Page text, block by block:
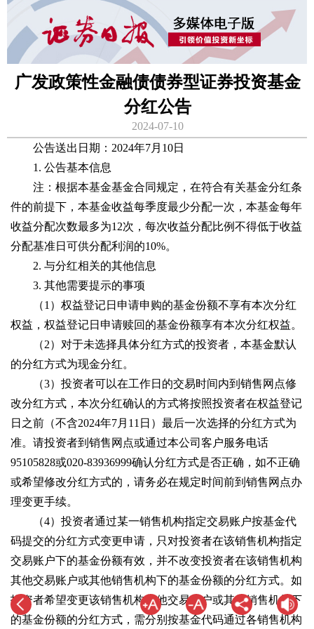
广发政策性金融债债券型证券投资基金
分红公告
2024-07-10
公告送出日期：2024年7月10日
1. 公告基本信息
注：根据本基金基金合同规定，在符合有关基金分红条
件的前提下，本基金收益每季度最少分配一次，本基金每年
收益分配次数最多为12次，每次收益分配比例不得低于收益
分配基准日可供分配利润的10%。
2. 与分红相关的其他信息
3. 其他需要提示的事项
（1）权益登记日申请申购的基金份额不享有本次分红
权益，权益登记日申请赎回的基金份额享有本次分红权益。
（2）对于未选择具体分红方式的投资者，本基金默认
的分红方式为现金分红。
（3）投资者可以在工作日的交易时间内到销售网点修
改分红方式，本次分红确认的方式将按照投资者在权益登记
日之前（不含2024年7月11日）最后一次选择的分红方式为
准。请投资者到销售网点或通过本公司客户服务电话
95105828或020-83936999确认分红方式是否正确，如不正确
或希望修改分红方式的，请务必在规定时间前到销售网点办
理变更手续。
（4）投资者通过某一销售机构指定交易账户按基金代
码提交的分红方式变更申请，只对投资者在该销售机构指定
交易账户下的基金份额有效，并不改变投资者在该销售机构
其他交易账户或其他销售机构下的基金份额的分红方式。如
投资者希望变更该销售机构其他交易账户或其他销售机构下
的基金份额的分红方式，需分别按基金代码通过各销售机构